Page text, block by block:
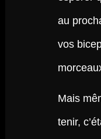
au
vos
Mais
tenir,